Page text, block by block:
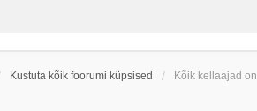
Kustuta kõik foorumi küpsised Kõik kellaajad on